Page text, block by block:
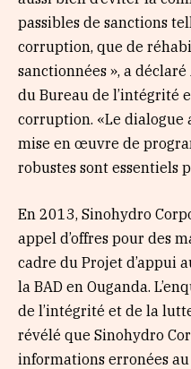
passibles de sanctions
corruption, que de
sanctionnées », a
du Bureau de l’intégrité
corruption. «Le dialogue
mise en œuvre de
robustes sont essentiels
En 2013, Sinohydro
appel d’offres pour des
cadre du Projet d’appui
la BAD en Ouganda.
de l’intégrité et de la
révélé que Sinohydro
informations erronées